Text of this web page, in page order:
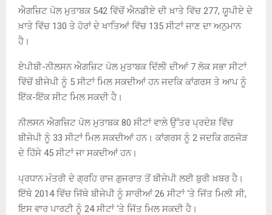
ਐਗਜ਼ਿਟ ਪੋਲ ਮੁਤਾਬਕ 542 ਵਿੱਚੋਂ ਐਨਡੀਏ ਦੀ ਖ਼ਾਤੇ ਵਿੱਚ 277, ਯੂਪੀਏ ਦੇ
ਖ਼ਾਤੇ ਵਿੱਚ 130 ਤੇ ਹੋਰਾਂ ਦੇ ਖਾਤਿਆਂ ਵਿੱਚ 135 ਸੀਟਾਂ ਜਾਣ ਦਾ ਅਨੁਮਾਨ
ਹੈ।
ਏਪੀਬੀ-ਨੀਲਸਨ ਐਗਜ਼ਿਟ ਪੋਲ ਮੁਤਾਬਕ ਦਿੱਲੀ ਦੀਆਂ 7 ਲੋਕ ਸਭਾ ਸੀਟਾਂ
ਵਿੱਚੋਂ ਬੀਜੇਪੀ ਨੂੰ 5 ਸੀਟਾਂ ਮਿਲ ਸਕਦੀਆਂ ਹਨ ਜਦਕਿ ਕਾਂਗਰਸ ਤੇ ਆਪ ਨੂੰ
ਇੱਕ-ਇੱਕ ਸੀਟ ਮਿਲ ਸਕਦੀ ਹੈ।
ਨੀਲਸਨ ਐਗਜ਼ਿਟ ਪੋਲ ਮੁਤਾਬਕ 80 ਸੀਟਾਂ ਵਾਲੇ ਉੱਤਰ ਪ੍ਰਦੇਸ਼ ਵਿੱਚ
ਬੀਜੇਪੀ ਨੂੰ 33 ਸੀਟਾਂ ਮਿਲ ਸਕਦੀਆਂ ਹਨ। ਕਾਂਗਰਸ ਨੂੰ 2 ਜਦਕਿ ਗਠਜੋੜ
ਦੇ ਹਿੱਸੇ 45 ਸੀਟਾਂ ਜਾ ਸਕਦੀਆਂ ਹਨ।
ਪ੍ਰਧਾਨ ਮੰਤਰੀ ਦੇ ਗ੍ਰਹਿ ਰਾਜ ਗੁਜਰਾਤ ਤੋਂ ਬੀਜੇਪੀ ਲਈ ਬੁਰੀ ਖ਼ਬਰ ਹੈ।
ਇੱਥੇ 2014 ਵਿੱਚ ਜਿੱਥੇ ਬੀਜੇਪੀ ਨੂੰ ਸਾਰੀਆਂ 26 ਸੀਟਾਂ ‘ਤੇ ਜਿੱਤ ਮਿਲੀ ਸੀ,
ਇਸ ਵਾਰ ਪਾਰਟੀ ਨੂੰ 24 ਸੀਟਾਂ ‘ਤੇ ਜਿੱਤ ਮਿਲ ਸਕਦੀ ਹੈ।